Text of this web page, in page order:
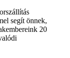
segít önnek,
20